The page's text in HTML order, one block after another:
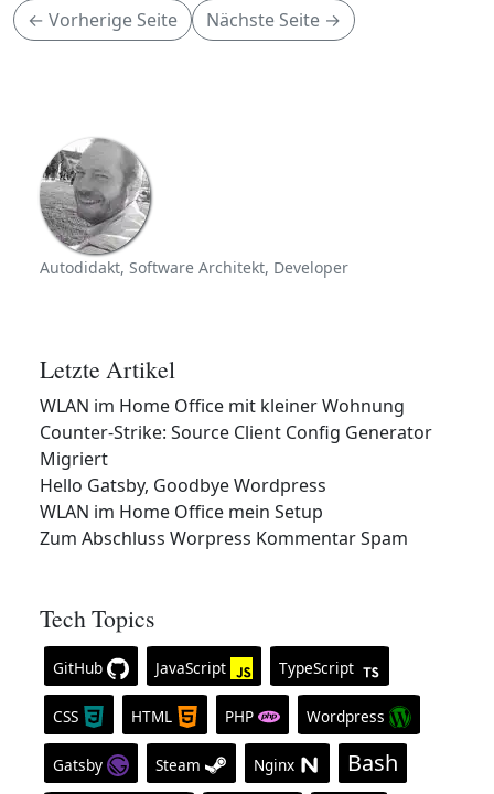
← Vorherige Seite Nächste Seite →
Autodidakt, Software Architekt, Developer
Letzte Artikel
WLAN im Home Office mit kleiner Wohnung
Counter-Strike: Source Client Config Generator
Migriert
Hello Gatsby, Goodbye Wordpress
WLAN im Home Office mein Setup
Zum Abschluss Worpress Kommentar Spam
Tech Topics
GitHub JavaScript TypeScript
CSS HTML PHP Wordpress
Gatsby Steam Nginx Bash